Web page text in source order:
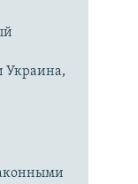
Украина,